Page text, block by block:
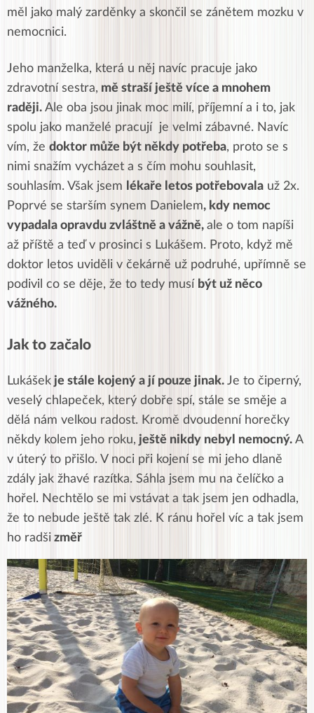
měl jako malý zarděnky a skončil se zánětem mozku v
nemocnici.
Jeho manželka, která u něj navíc pracuje jako
zdravotní sestra, mě straší ještě více a mnohem
raději. Ale oba jsou jinak moc milí, příjemní a i to, jak
spolu jako manželé pracují je velmi zábavné. Navíc
vím, že doktor může být někdy potřeba, proto se s
nimi snažím vycházet a s čím mohu souhlasit,
souhlasím. Však jsem
lékaře letos potřebovala už 2x.
Poprvé se starším synem Danielem, kdy nemoc
vypadala opravdu zvláštně a vážně, ale o tom napíši
až příště a teď v prosinci s Lukášem. Proto, když mě
doktor letos uviděli v čekárně už podruhé, upřímně se
podivil co se děje, že to tedy musí být už něco
vážného.
Jak to začalo
Lukášek je stále kojený a jí pouze jinak. Je to čiperný,
veselý chlapeček, který dobře spí, stále se směje a
dělá nám velkou radost. Kromě dvoudenní horečky
někdy kolem jeho roku, ještě nikdy nebyl nemocný. A
v úterý to přišlo. V noci při kojení se mi jeho dlaně
zdály jak žhavé razítka. Sáhla jsem mu na čelíčko a
hořel. Nechtělo se mi vstávat a tak jsem jen odhadla,
že to nebude ještě tak zlé. K ránu hořel víc a tak jsem
ho radši změř